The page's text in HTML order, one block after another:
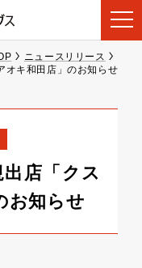
ニュースリリース
オキ和田店」のお知らせ
店「クス
お知らせ